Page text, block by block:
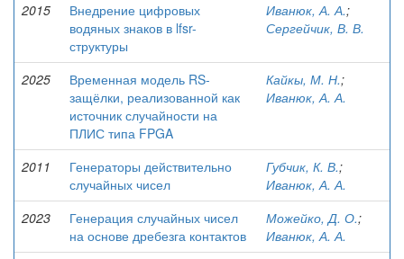
2015
Внедрение цифровых
водяных знаков в lfsr-
структуры
Иванюк, А. А.;
Сергейчик, В. В.
2025
Временная модель RS-
защёлки, реализованной как
источник случайности на
ПЛИС типа FPGA
Кайкы, М. Н.;
Иванюк, А. А.
2011
Генераторы действительно
случайных чисел
Губчик, К. В.;
Иванюк, А. А.
2023
Генерация случайных чисел
на основе дребезга контактов
Можейко, Д. О.;
Иванюк, А. А.